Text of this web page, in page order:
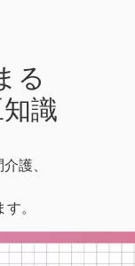
る
識
護、
。